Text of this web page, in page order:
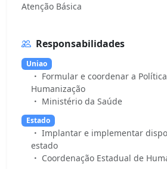
Responsabilidades
Uniao
Formular e coordenar a
Humanização
Ministério da Saúde
Estado
Implantar e implementar
estado
Coordenação Estadual de